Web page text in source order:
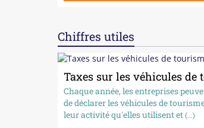
Chiffres utiles
Taxes sur les véhicules de
Chaque année, les entreprises
de déclarer les véhicules de
leur activité qu'elles utilisent et (...)